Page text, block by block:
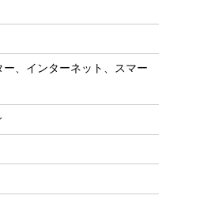
ー、インターネット、スマー